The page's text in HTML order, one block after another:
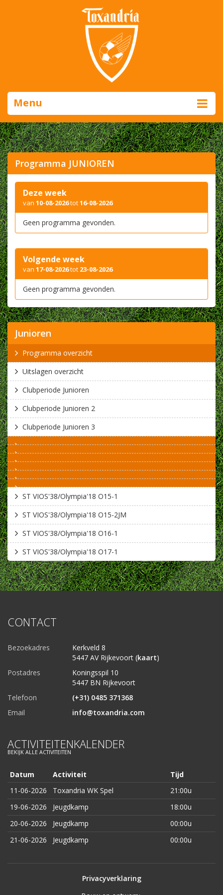
Menu
Programma JUNIOREN
Deze week
van 10-08-2026tot16-08-2026
Geen programma gevonden.
Volgende week
van 17-08-2026tot 23-08-2026
Geen programma gevonden.
Junioren
Programma overzicht
Uitslagen overzicht
Clubperiode Junioren
Clubperiode Junioren 2
Clubperiode Junioren 3
ST VIOS'38/Olympia'18 O15-1
ST VIOS'38/Olympia'18 O15-2JM
ST VIOS'38/Olympia'18 O16-1
ST VIOS'38/Olympia'18 O17-1
CONTACT
Bezoekadres
Kerkveld 8
5447 AV Rijkevoort (kaart)
Postadres
Koningsspil 10
5447 BN Rijkevoort
Telefoon
(+31) 0485 371368
Email
info@toxandria.com
ACTIVITEITENKALENDER
BEKIJK ALLE ACTIVITEITEN
Datum Activiteit
Tijd
11-06-2026
Toxandria WK Spel
21:00u
19-06-2026
Jeugdkamp
18:00u
20-06-2026
Jeugdkamp
00:00u
21-06-2026
Jeugdkamp 00:00u
Privacyverklaring